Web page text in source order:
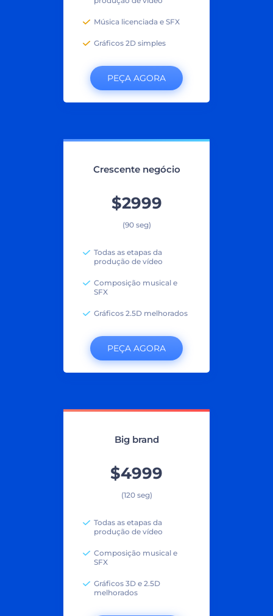
Música licenciada e SFX
Gráficos 2D simples
PEÇA AGORA
Crescente negócio
$2999
(90 seg)
Todas as etapas da
produção de vídeo
Composição musical e
SFX
Gráficos 2.5D melhorados
PEÇA AGORA
Big brand
$4999
(120 seg)
Todas as etapas da
produção de vídeo
Composição musical e
SFX
Gráficos 3D e 2.5D
melhorados